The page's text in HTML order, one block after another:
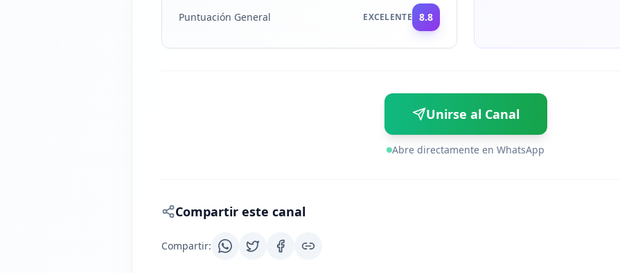
Puntuación General EXCELENTE 8.8
Unirse al Canal
Abre directamente en WhatsApp
Compartir este canal
Compartir: